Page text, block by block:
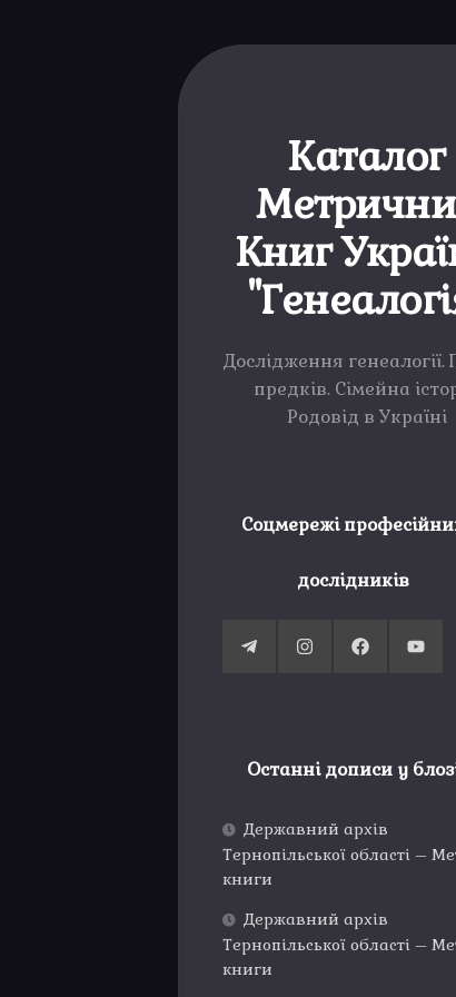
Каталог
Книг
Дослідження
предків. Сімейна
Родовід в Україні
Соцмережі
дослідників
Останні дописи у
Державний архів
Тернопільської області –
книги
Державний архів
Тернопільської області –
книги